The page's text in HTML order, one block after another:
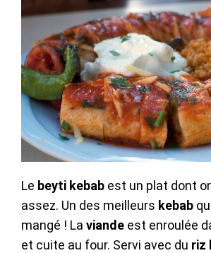
Le beyti kebab est un plat dont
assez. Un des meilleurs kebab
mangé ! La viande est enroulée
et cuite au four. Servi avec du riz